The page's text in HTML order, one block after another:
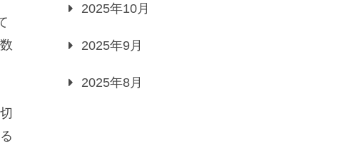
2025年10月
2025年9月
2025年8月